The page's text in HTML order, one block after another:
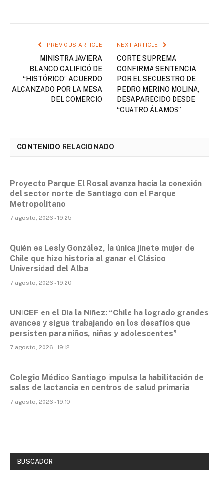
PREVIOUS ARTICLE
MINISTRA JAVIERA
BLANCO CALIFICÓ DE
“HISTÓRICO” ACUERDO
ALCANZADO POR LA MESA
DEL COMERCIO
NEXT ARTICLE
CORTE SUPREMA
CONFIRMA SENTENCIA
POR EL SECUESTRO DE
PEDRO MERINO MOLINA,
DESAPARECIDO DESDE
“CUATRO ÁLAMOS”
CONTENIDO RELACIONADO
Proyecto Parque El Rosal avanza hacia la conexión
del sector norte de Santiago con el Parque
Metropolitano
7 agosto, 2026 - 19:25
Quién es Lesly González, la única jinete mujer de
Chile que hizo historia al ganar el Clásico
Universidad del Alba
7 agosto, 2026 - 19:20
UNICEF en el Día la Niñez: “Chile ha logrado grandes
avances y sigue trabajando en los desafíos que
persisten para niños, niñas y adolescentes”
7 agosto, 2026 - 19:12
Colegio Médico Santiago impulsa la habilitación de
salas de lactancia en centros de salud primaria
7 agosto, 2026 - 19:10
BUSCADOR